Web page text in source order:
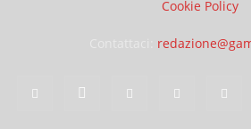
Cookie Policy